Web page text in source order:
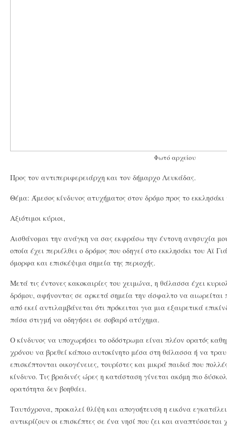
Φωτό αρχείου
Προς τον αντιπεριφερειάρχη και τον δήμαρχο Λευκάδας.
Θέμα: Άμεσος κίνδυνος ατυχήματος στον δρόμο προς το
Αξιότιμοι κύριοι,
Αισθάνομαι την ανάγκη να σας εκφράσω την έντονη ανησυχία
οποία έχει περιέλθει ο δρόμος που οδηγεί στο εκκλησάκι του Αϊ
όμορφα και επισκέψιμα σημεία της περιοχής.
Μετά τις έντονες κακοκαιρίες του χειμώνα, η θάλασσα έχει
δρόμου, αφήνοντας σε αρκετά σημεία την άσφαλτο να
από εκεί αντιλαμβάνεται ότι πρόκειται για μια εξαιρετικά
πάσα στιγμή να οδηγήσει σε σοβαρό ατύχημα.
Ο κίνδυνος να υποχωρήσει το οδόστρωμα είναι πλέον ορατός
χρόνου να βρεθεί κάποιο αυτοκίνητο μέσα στη θάλασσα ή να
επισκέπτονται οικογένειες, τουρίστες και μικρά παιδιά που
κίνδυνο. Τις βραδινές ώρες η κατάσταση γίνεται ακόμη πιο
ορατότητα δεν βοηθάει.
Ταυτόχρονα, προκαλεί θλίψη και απογοήτευση η εικόνα
αντικρίζουν οι επισκέπτες σε ένα νησί που ζει και